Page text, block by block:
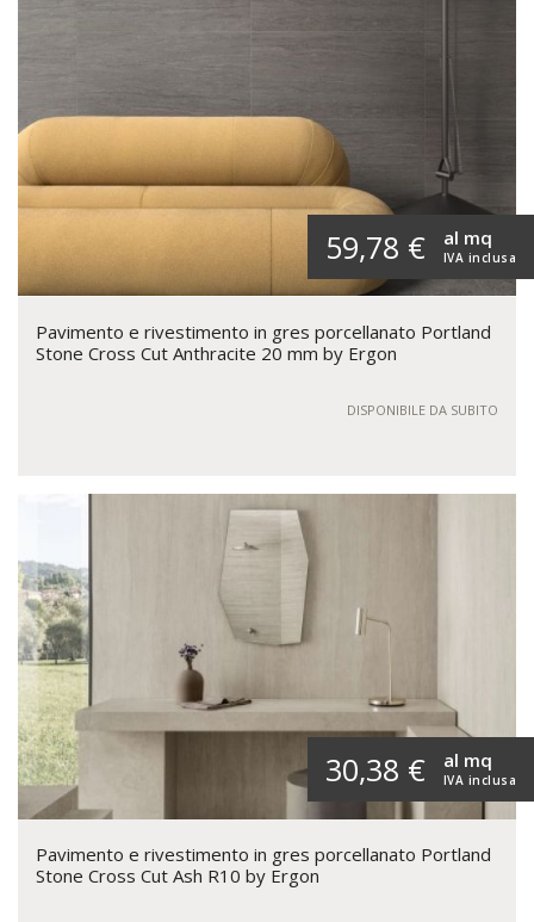
59,78 € IVA inclusa
al mq
Pavimento e rivestimento in gres porcellanato Portland
Stone Cross Cut Anthracite 20 mm by Ergon
DISPONIBILE DA SUBITO
30,38 € IVA inclusa
al mq
Pavimento e rivestimento in gres porcellanato Portland
Stone Cross Cut Ash R10 by Ergon